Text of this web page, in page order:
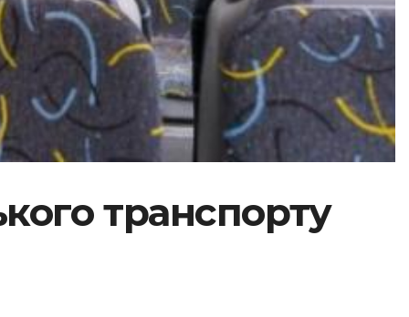
транспорту